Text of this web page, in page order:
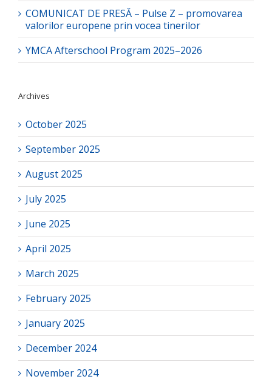
COMUNICAT DE PRESĂ – Pulse Z – promovarea
valorilor europene prin vocea tinerilor
YMCA Afterschool Program 2025–2026
Archives
October 2025
September 2025
August 2025
July 2025
June 2025
April 2025
March 2025
February 2025
January 2025
December 2024
November 2024